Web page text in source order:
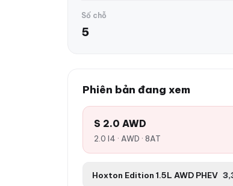
Số chỗ
5
Phiên bản đang xem
S 2.0 AWD
2.0 I4 · AWD · 8AT
Hoxton Edition 1.5L AWD PHEV